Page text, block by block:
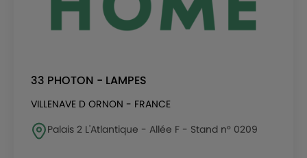
33 PHOTON - LAMPES
VILLENAVE D ORNON - FRANCE
Palais 2 L'Atlantique - Allée F - Stand n° 0209